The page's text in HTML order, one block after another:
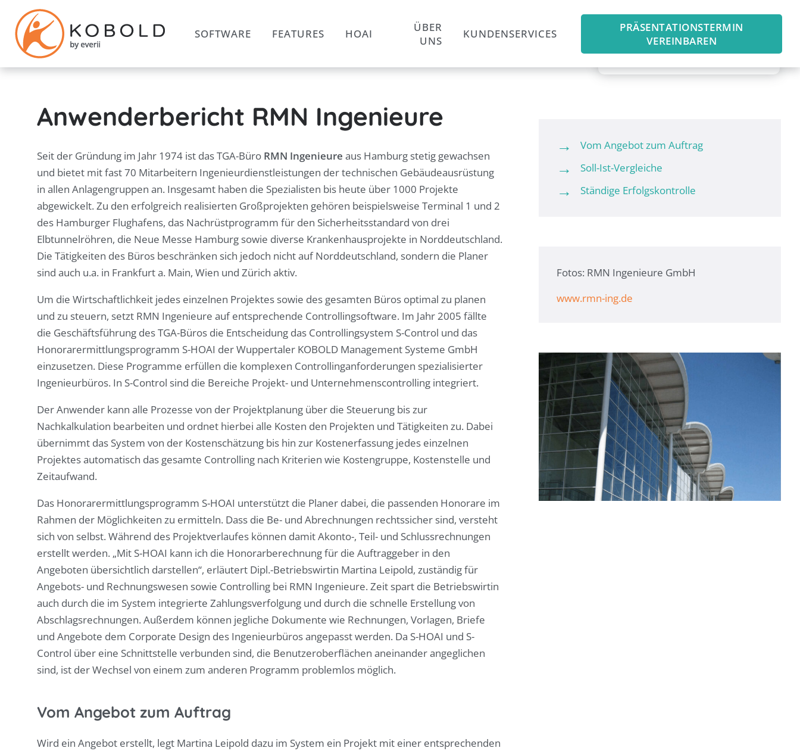
SOFTWARE FEATURES HOAI
ÜBER
UNS
KUNDENSERVICES
PRÄSENTATIONSTERMIN
VEREINBAREN
Anwenderbericht RMN Ingenieure
Seit der Gründung im Jahr 1974 ist das TGA-Büro RMN Ingenieure aus Hamburg stetig gewachsen
und bietet mit fast 70 Mitarbeitern Ingenieurdienstleistungen der technischen Gebäudeausrüstung
in allen Anlagengruppen an. Insgesamt haben die Spezialisten bis heute über 1000 Projekte
abgewickelt. Zu den erfolgreich realisierten Großprojekten gehören beispielsweise Terminal 1 und 2
des Hamburger Flughafens, das Nachrüstprogramm für den Sicherheitsstandard von drei
Elbtunnelröhren, die Neue Messe Hamburg sowie diverse Krankenhausprojekte in Norddeutschland.
Die Tätigkeiten des Büros beschränken sich jedoch nicht auf Norddeutschland, sondern die Planer
sind auch u.a. in Frankfurt a. Main, Wien und Zürich aktiv.
Um die Wirtschaftlichkeit jedes einzelnen Projektes sowie des gesamten Büros optimal zu planen
und zu steuern, setzt RMN Ingenieure auf entsprechende Controllingsoftware. Im Jahr 2005 fällte
die Geschäftsführung des TGA-Büros die Entscheidung das Controllingsystem S-Control und das
Honorarermittlungsprogramm S-HOAI der Wuppertaler KOBOLD Management Systeme GmbH
einzusetzen. Diese Programme erfüllen die komplexen Controllinganforderungen spezialisierter
Ingenieurbüros. In S-Control sind die Bereiche Projekt- und Unternehmenscontrolling integriert.
Der Anwender kann alle Prozesse von der Projektplanung über die Steuerung bis zur
Nachkalkulation bearbeiten und ordnet hierbei alle Kosten den Projekten und Tätigkeiten zu. Dabei
übernimmt das System von der Kostenschätzung bis hin zur Kostenerfassung jedes einzelnen
Projektes automatisch das gesamte Controlling nach Kriterien wie Kostengruppe, Kostenstelle und
Zeitaufwand.
Das Honorarermittlungsprogramm S-HOAI unterstützt die Planer dabei, die passenden Honorare im
Rahmen der Möglichkeiten zu ermitteln. Dass die Be- und Abrechnungen rechtssicher sind, versteht
sich von selbst. Während des Projektverlaufes können damit Akonto-, Teil- und Schlussrechnungen
erstellt werden. „Mit S-HOAI kann ich die Honorarberechnung für die Auftraggeber in den
Angeboten übersichtlich darstellen“, erläutert Dipl.-Betriebswirtin Martina Leipold, zuständig für
Angebots- und Rechnungswesen sowie Controlling bei RMN Ingenieure. Zeit spart die Betriebswirtin
auch durch die im System integrierte Zahlungsverfolgung und durch die schnelle Erstellung von
Abschlagsrechnungen. Außerdem können jegliche Dokumente wie Rechnungen, Vorlagen, Briefe
und Angebote dem Corporate Design des Ingenieurbüros angepasst werden. Da S-HOAI und S-
Control über eine Schnittstelle verbunden sind, die Benutzeroberflächen aneinander angeglichen
sind, ist der Wechsel von einem zum anderen Programm problemlos möglich.
Vom Angebot zum Auftrag
Wird ein Angebot erstellt, legt Martina Leipold dazu im System ein Projekt mit einer entsprechenden
Vom Angebot zum Auftrag
Soll-Ist-Vergleiche
Ständige Erfolgskontrolle
Fotos: RMN Ingenieure GmbH
www.rmn-ing.de